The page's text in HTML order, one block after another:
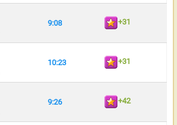
9:08 +31
10:23 +31
9:26 +42